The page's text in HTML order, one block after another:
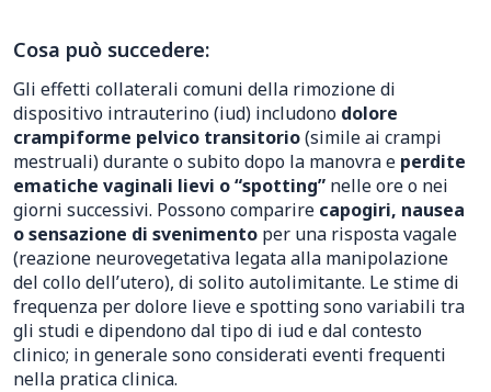
Cosa può succedere:
Gli effetti collaterali comuni della rimozione di
dispositivo intrauterino (iud) includono dolore
crampiforme pelvico transitorio(simile ai crampi
mestruali) durante o subito dopo la manovra e perdite
ematiche vaginali lievi o “spotting” nelle ore o nei
giorni successivi. Possono comparire capogiri, nausea
o sensazione di svenimento per una risposta vagale
(reazione neurovegetativa legata alla manipolazione
del collo dell’utero), di solito autolimitante. Le stime di
frequenza per dolore lieve e spotting sono variabili tra
gli studi e dipendono dal tipo di iud e dal contesto
clinico; in generale sono considerati eventi frequenti
nella pratica clinica.